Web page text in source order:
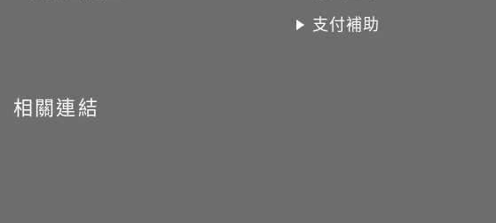
支付補助
相關連結